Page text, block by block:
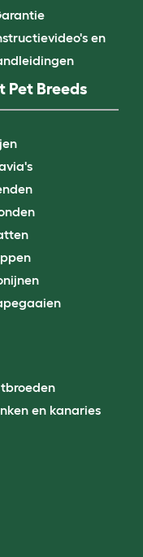
en
Pet Breeds
en kanaries